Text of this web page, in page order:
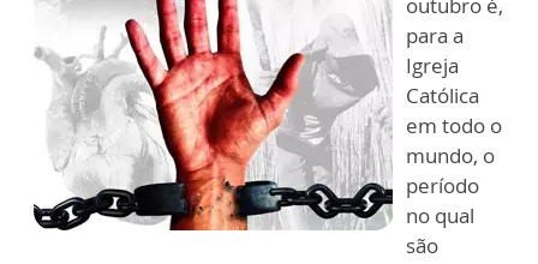
outubro é,
para a
Igreja
Católica
em todo o
mundo, o
período
no qual
são